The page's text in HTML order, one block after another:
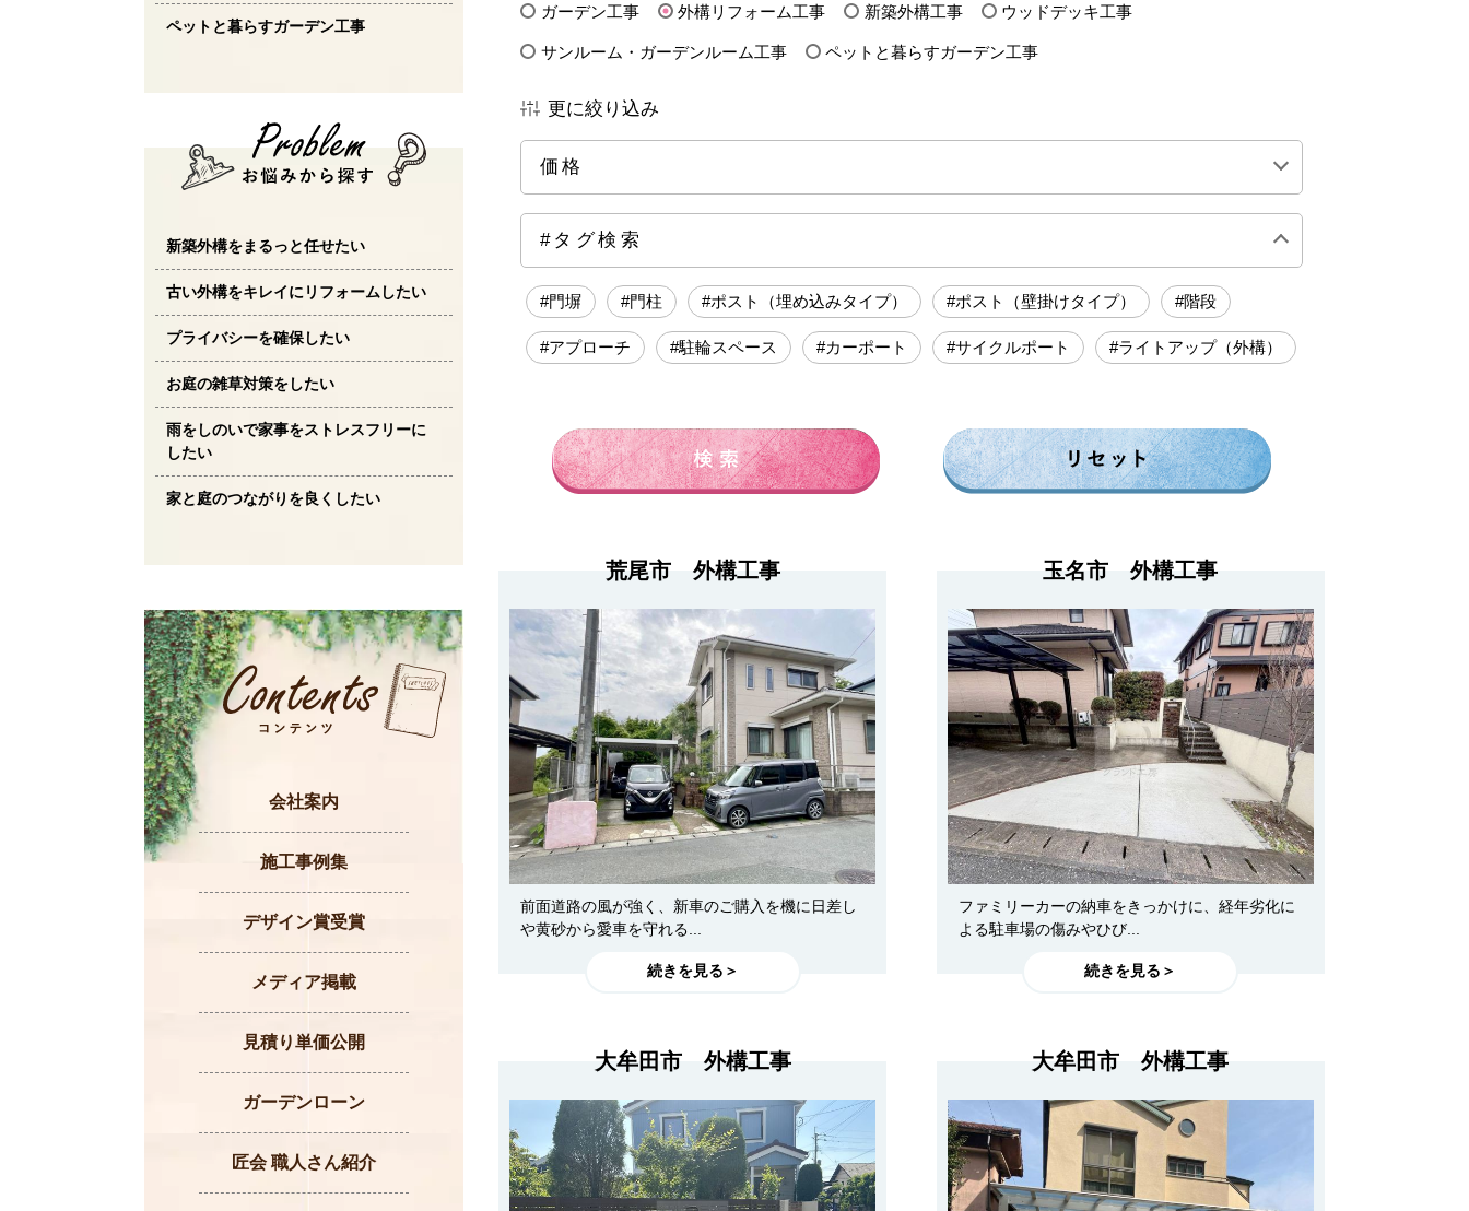
ガーデン工事 外構リフォーム工事 新築外構工事 ウッドデッキ工事
サンルーム・ガーデンルーム工事 ペットと暮らすガーデン工事
更に絞り込み
価格
全ての価格帯
250万円前後 300万円前後 500万円～
#タグ検索
#門塀 #門柱 #ポスト（埋め込みタイプ） #ポスト（壁掛けタイプ） #階段
#アプローチ #駐輪スペース #カーポート #サイクルポート #ライトアップ（外構）
荒尾市 外構工事
前面道路の風が強く、新車のご購入を機に日差し
や黄砂から愛車を守れる...
続きを見る＞
玉名市 外構工事
ファミリーカーの納車をきっかけに、経年劣化に
よる駐車場の傷みやひび...
続きを見る＞
大牟田市 外構工事 大牟田市 外構工事
ペットと暮らすガーデン工事
新築外構をまるっと任せたい
古い外構をキレイにリフォームしたい
プライバシーを確保したい
お庭の雑草対策をしたい
雨をしのいで家事をストレスフリーに
したい
家と庭のつながりを良くしたい
会社案内
施工事例集
デザイン賞受賞
メディア掲載
見積り単価公開
ガーデンローン
匠会 職人さん紹介